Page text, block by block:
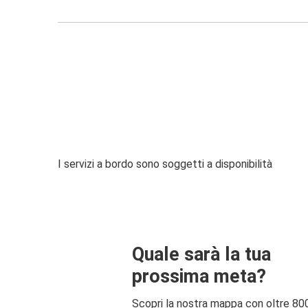
I servizi a bordo sono soggetti a disponibilità
Quale sarà la tua
prossima meta?
Scopri la nostra mappa con oltre